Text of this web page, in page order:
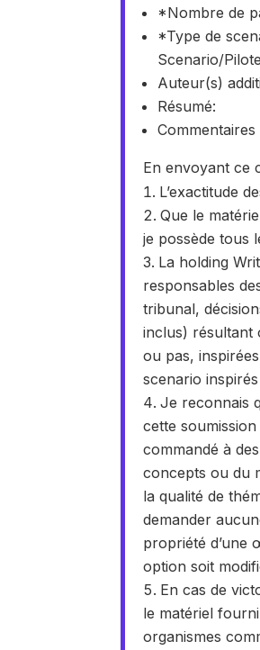
*Nombre de
*Type de
Scenario/
Auteur(s)
Résumé:
En envoyant ce
L’exactitude
Que le
je possède tous
La holding
responsables
tribunal,
inclus) résultant
ou pas,
scenario
Je reconnais
cette
commandé à
concepts ou du
la qualité de
demander
propriété d’une
option soit
En cas de
le matériel
organismes